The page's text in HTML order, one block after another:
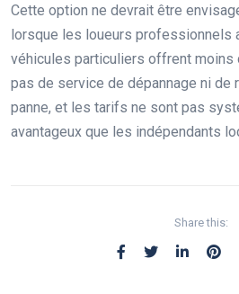
Cette option ne devrait être
lorsque les loueurs professionnels
véhicules particuliers offrent moins
pas de service de dépannage ni de
panne, et les tarifs ne sont pas
avantageux que les indépendants
Share this: